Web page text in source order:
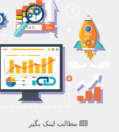
مطالب لینک بگیر